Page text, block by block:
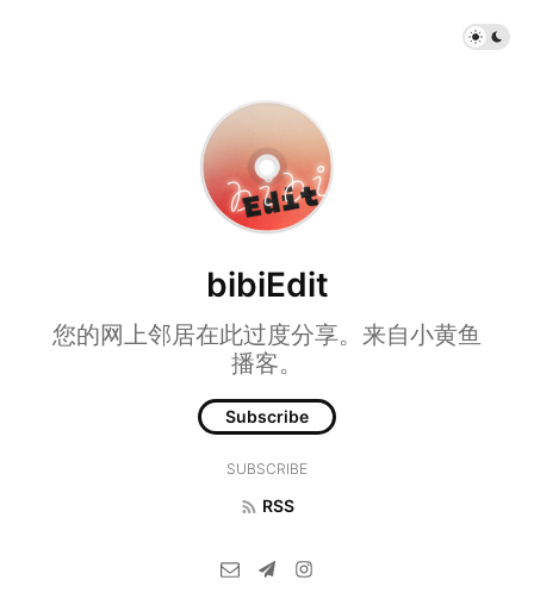
bibiEdit
您的网上邻居在此过度分享。来自小黄鱼
播客。
Subscribe
SUBSCRIBE
RSS